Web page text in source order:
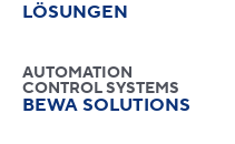
LÖSUNGEN
AUTOMATION
CONTROL SYSTEMS
BEWA SOLUTIONS